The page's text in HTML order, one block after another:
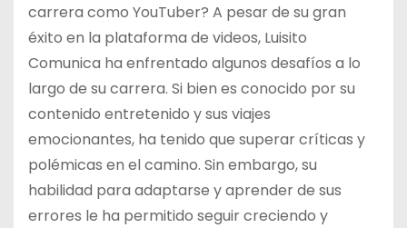
carrera como YouTuber? A pesar de su gran
éxito en la plataforma de videos, Luisito
Comunica ha enfrentado algunos desafíos a lo
largo de su carrera. Si bien es conocido por su
contenido entretenido y sus viajes
emocionantes, ha tenido que superar críticas y
polémicas en el camino. Sin embargo, su
habilidad para adaptarse y aprender de sus
errores le ha permitido seguir creciendo y